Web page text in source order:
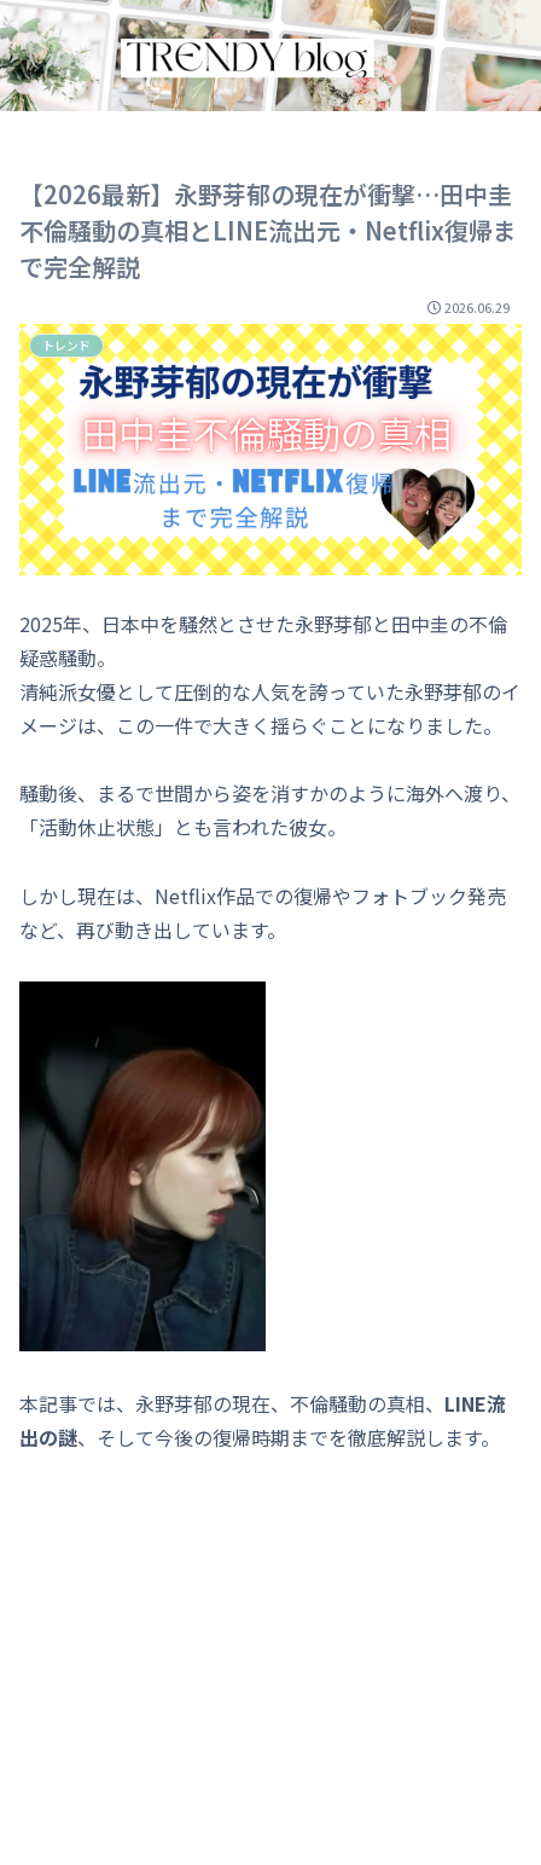
【2026最新】永野芽郁の現在が衝撃…田中圭
不倫騒動の真相とLINE流出元・Netflix復帰ま
で完全解説
2026.06.29
トレンド
2025年、日本中を騒然とさせた永野芽郁と田中圭の不倫
疑惑騒動。
清純派女優として圧倒的な人気を誇っていた永野芽郁のイ
メージは、この一件で大きく揺らぐことになりました。
騒動後、まるで世間から姿を消すかのように海外へ渡り、
「活動休止状態」とも言われた彼女。
しかし現在は、Netflix作品での復帰やフォトブック発売
など、再び動き出しています。
本記事では、永野芽郁の現在、不倫騒動の真相、 LINE流
出の謎、そして今後の復帰時期までを徹底解説します。